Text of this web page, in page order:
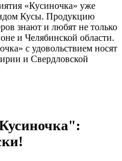
«Кусиночка» уже
Кусы. Продукцию
знают и любят не только
и Челябинской области.
с удовольствием носят
и Свердловской